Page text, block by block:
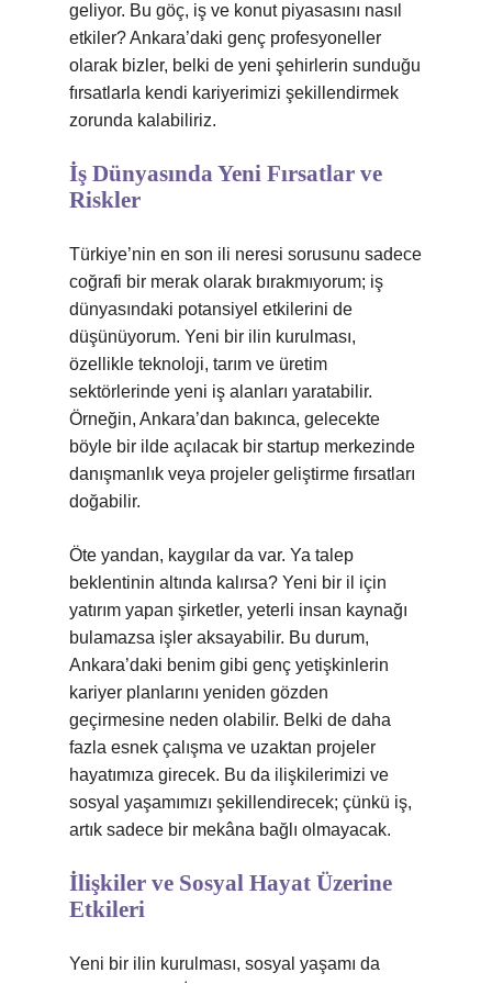
geliyor. Bu göç, iş ve konut piyasasını nasıl
etkiler? Ankara’daki genç profesyoneller
olarak bizler, belki de yeni şehirlerin sunduğu
fırsatlarla kendi kariyerimizi şekillendirmek
zorunda kalabiliriz.
İş Dünyasında Yeni Fırsatlar ve
Riskler
Türkiye’nin en son ili neresi sorusunu sadece
coğrafi bir merak olarak bırakmıyorum; iş
dünyasındaki potansiyel etkilerini de
düşünüyorum. Yeni bir ilin kurulması,
özellikle teknoloji, tarım ve üretim
sektörlerinde yeni iş alanları yaratabilir.
Örneğin, Ankara’dan bakınca, gelecekte
böyle bir ilde açılacak bir startup merkezinde
danışmanlık veya projeler geliştirme fırsatları
doğabilir.
Öte yandan, kaygılar da var. Ya talep
beklentinin altında kalırsa? Yeni bir il için
yatırım yapan şirketler, yeterli insan kaynağı
bulamazsa işler aksayabilir. Bu durum,
Ankara’daki benim gibi genç yetişkinlerin
kariyer planlarını yeniden gözden
geçirmesine neden olabilir. Belki de daha
fazla esnek çalışma ve uzaktan projeler
hayatımıza girecek. Bu da ilişkilerimizi ve
sosyal yaşamımızı şekillendirecek; çünkü iş,
artık sadece bir mekâna bağlı olmayacak.
İlişkiler ve Sosyal Hayat Üzerine
Etkileri
Yeni bir ilin kurulması, sosyal yaşamı da